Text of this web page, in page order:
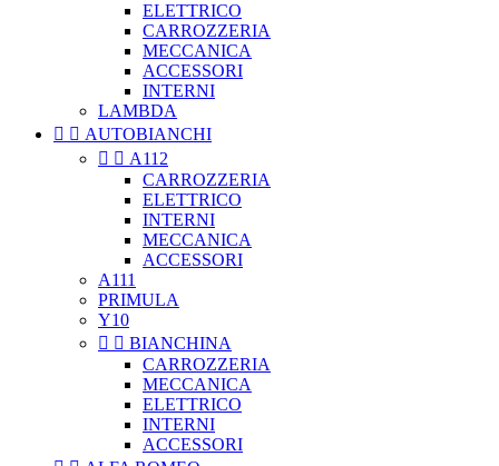
ELETTRICO
CARROZZERIA
MECCANICA
ACCESSORI
INTERNI
LAMBDA
  AUTOBIANCHI
  A112
CARROZZERIA
ELETTRICO
INTERNI
MECCANICA
ACCESSORI
A111
PRIMULA
Y10
  BIANCHINA
CARROZZERIA
MECCANICA
ELETTRICO
INTERNI
ACCESSORI